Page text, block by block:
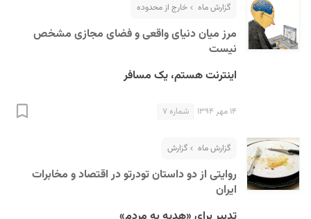
گزارش ماه خارج از محدوده
مرز میان دنیای واقعی و فضای مجازی مشخص
نیست
اینترنت هستم، یک مسافر
۱۴ مهر ۱۳۹۴ شماره ۷
گزارش ماه گزارش
روایتی از دو داستان تودرتو در اقتصاد و مخابرات
ایران